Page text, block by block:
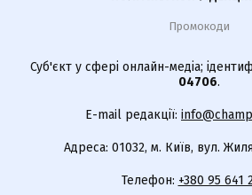
Промокоди
Суб'єкт у сфері онлайн-медіа;
04706.
E-mail редакції:
Адреса: 01032, м. Київ, вул.
Телефон: +380 95 641